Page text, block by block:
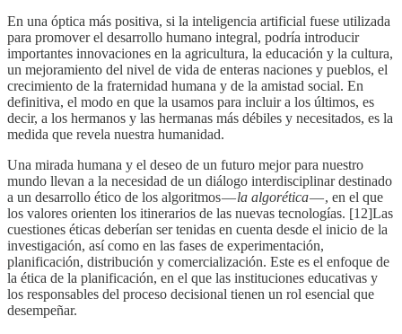
En una óptica más positiva, si la inteligencia artificial fuese utilizada
para promover el desarrollo humano integral, podría introducir
importantes innovaciones en la agricultura, la educación y la cultura,
un mejoramiento del nivel de vida de enteras naciones y pueblos, el
crecimiento de la fraternidad humana y de la amistad social. En
definitiva, el modo en que la usamos para incluir a los últimos, es
decir, a los hermanos y las hermanas más débiles y necesitados, es la
medida que revela nuestra humanidad.
Una mirada humana y el deseo de un futuro mejor para nuestro
mundo llevan a la necesidad de un diálogo interdisciplinar destinado
a un desarrollo ético de los algoritmos —la algorética— , en el que
los valores orienten los itinerarios de las nuevas tecnologías. [12]Las
cuestiones éticas deberían ser tenidas en cuenta desde el inicio de la
investigación, así como en las fases de experimentación,
planificación, distribución y comercialización. Este es el enfoque de
la ética de la planificación, en el que las instituciones educativas y
los responsables del proceso decisional tienen un rol esencial que
desempeñar.